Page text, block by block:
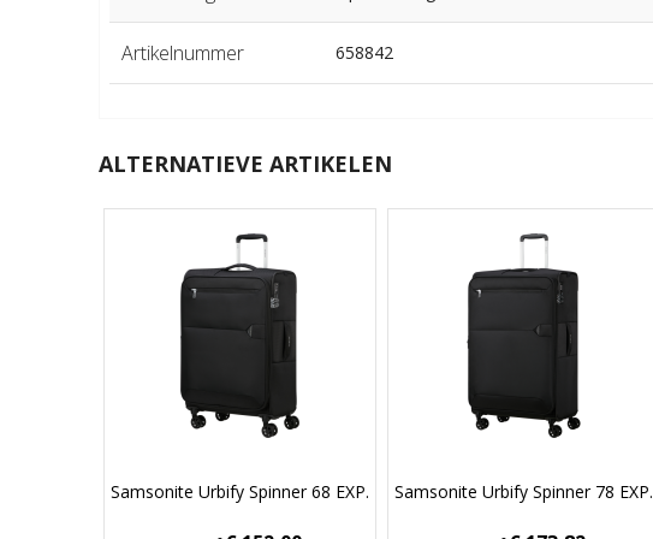
Artikelnummer 658842
ALTERNATIEVE ARTIKELEN
Samsonite Urbify Spinner 68 EXP. Samsonite Urbify Spinner 78 EXP.